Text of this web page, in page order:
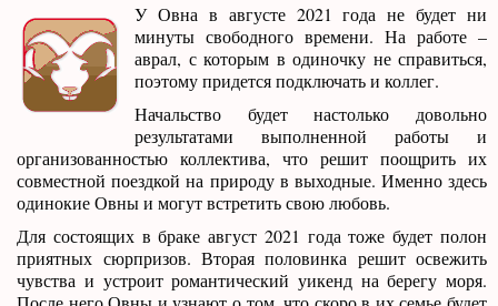
У Овна в августе 2021 года не будет ни
минуты свободного времени. На работе –
аврал, с которым в одиночку не справиться,
поэтому придется подключать и коллег.
Начальство будет настолько довольно
результатами выполненной работы и
организованностью коллектива, что решит поощрить их
совместной поездкой на природу в выходные. Именно здесь
одинокие Овны и могут встретить свою любовь.
Для состоящих в браке август 2021 года тоже будет полон
приятных сюрпризов. Вторая половинка решит освежить
чувства и устроит романтический уикенд на берегу моря.